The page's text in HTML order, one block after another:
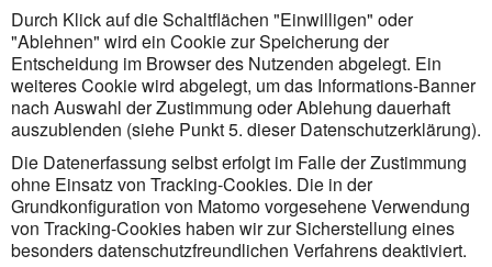
Durch Klick auf die Schaltflächen "Einwilligen" oder
"Ablehnen" wird ein Cookie zur Speicherung der
Entscheidung im Browser des Nutzenden abgelegt. Ein
weiteres Cookie wird abgelegt, um das Informations-Banner
nach Auswahl der Zustimmung oder Ablehung dauerhaft
auszublenden (siehe Punkt 5. dieser Datenschutzerklärung).
Die Datenerfassung selbst erfolgt im Falle der Zustimmung
ohne Einsatz von Tracking-Cookies. Die in der
Grundkonfiguration von Matomo vorgesehene Verwendung
von Tracking-Cookies haben wir zur Sicherstellung eines
besonders datenschutzfreundlichen Verfahrens deaktiviert.